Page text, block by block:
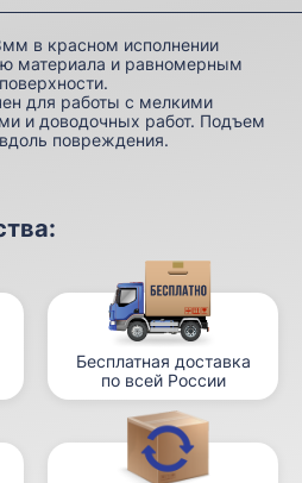
в красном исполнении
материала и равномерным
для работы с мелкими
и доводочных работ. Подъем
повреждения.
Бесплатная доставка
по всей России